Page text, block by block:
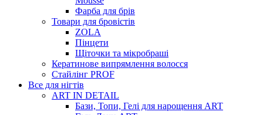
Фарба для брів
Товари для бровістів
ZOLA
Пінцети
Щіточки та мікробраші
Кератинове випрямлення волосся
Стайлінг PROF
Все для нігтів
ART IN DETAIL
Бази, Топи, Гелі для нарощення ART